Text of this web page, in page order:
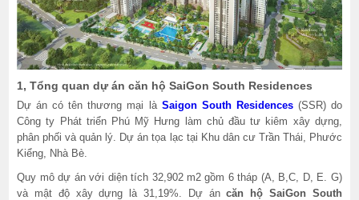
1, Tổng quan dự án căn hộ SaiGon South Residences
Dự án có tên thương mại là Saigon South Residences(SSR) do
Công ty Phát triển Phú Mỹ Hưng làm chủ đầu tư kiêm xây dựng,
phân phối và quản lý. Dự án tọa lạc tại Khu dân cư Trần Thái, Phước
Kiểng, Nhà Bè.
Quy mô dự án với diện tích 32,902 m2 gồm 6 tháp (A, B,C, D, E. G)
và mật độ xây dựng là 31,19%. Dự áncăn hộ SaiGon South